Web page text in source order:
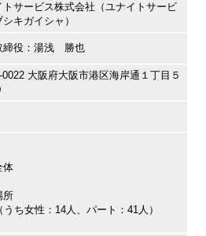
トサービス株式会社（ユナイトサービ
キガイシャ）
締役：湯浅 勝也
0022 大阪府大阪市港区海岸通１丁目５
体
所
うち女性：14人、パート：41人）